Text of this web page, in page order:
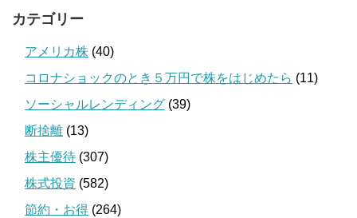
カテゴリー
アメリカ株 (40)
コロナショックのとき５万円で株をはじめたら (11)
ソーシャルレンディング (39)
断捨離 (13)
株主優待 (307)
株式投資 (582)
節約・お得 (264)